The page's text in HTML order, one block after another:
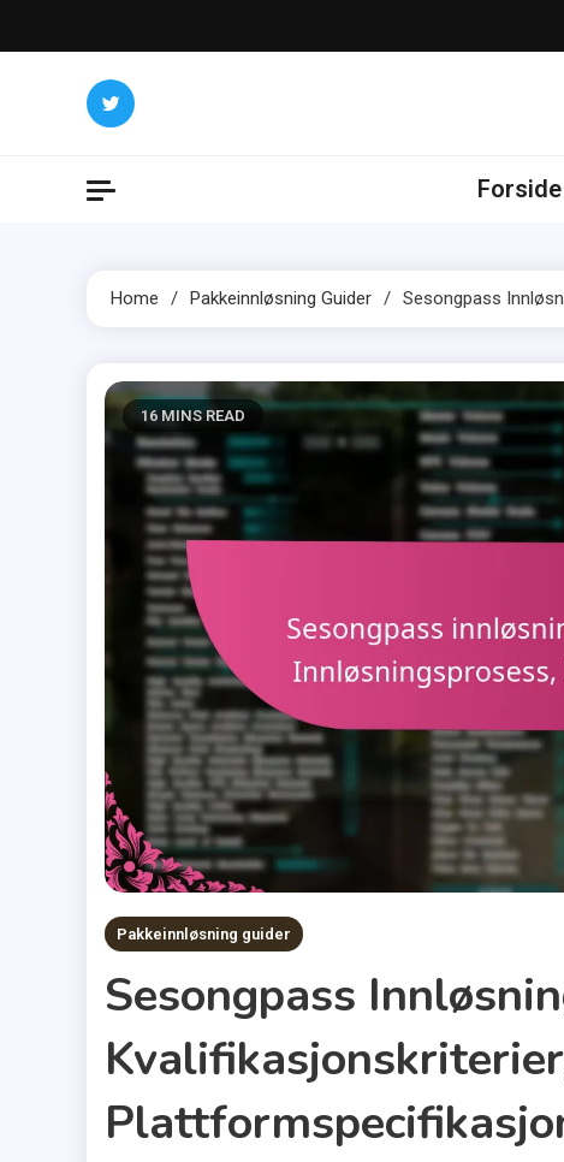
to
Forside
Home Pakkeinnløsning Guider Sesongpass
16 MINS READ
Pakkeinnløsning guider
Sesongpass